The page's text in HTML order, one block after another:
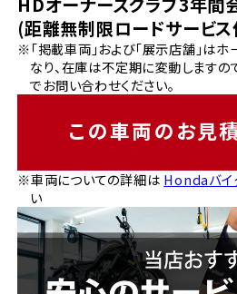
(距離無制限ロードサービ
※「掲載車両」および「展示店舗」は
なり、在庫は不定期に変動します
でお問い合わせください。
この車両のお見
※車両についての詳細は Hondaバイ
い
ホンダドリーム 磯子
ホンダドリーム 横浜都
ホンダドリーム 横浜緑
千葉県
ホンダドリーム 岐阜
ホンダドリーム 京都北
兵庫県
ホンダドリーム 神戸灘
ホンダドリーム 尼崎
ホンダドリーム 姫路
ホンダドリーム 西宮甲
高知県